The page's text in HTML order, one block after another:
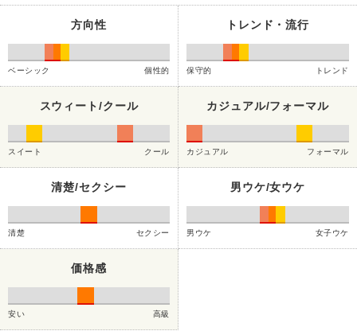
方向性
ベーシック 個性的
トレンド・流行
保守的 トレンド
スウィート/クール
スイート クール
カジュアル/フォーマル
カジュアル フォーマル
清楚/セクシー
清楚 セクシー
男ウケ/女ウケ
男ウケ 女子ウケ
価格感
安い 高級